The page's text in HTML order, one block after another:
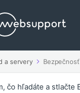
a servery Bezpečnosť